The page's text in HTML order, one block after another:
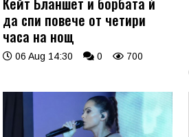
да спи повече от четири
часа на нощ
06 Aug 14:30 0 700